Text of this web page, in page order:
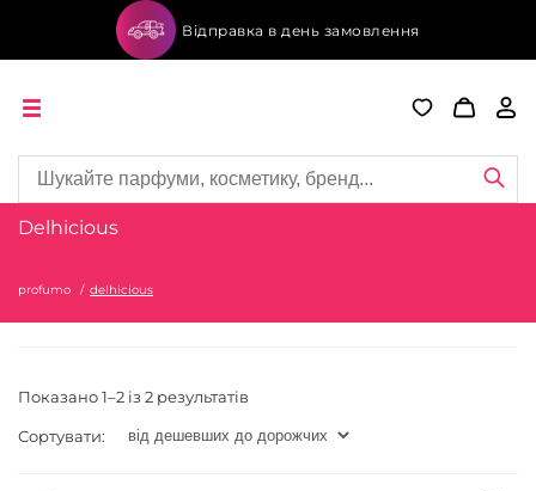
Відправка в день замовлення
Delhicious
profumo delhicious
Показано 1–2 із 2 результатів
Сортувати: